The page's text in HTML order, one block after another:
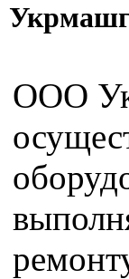
ООО